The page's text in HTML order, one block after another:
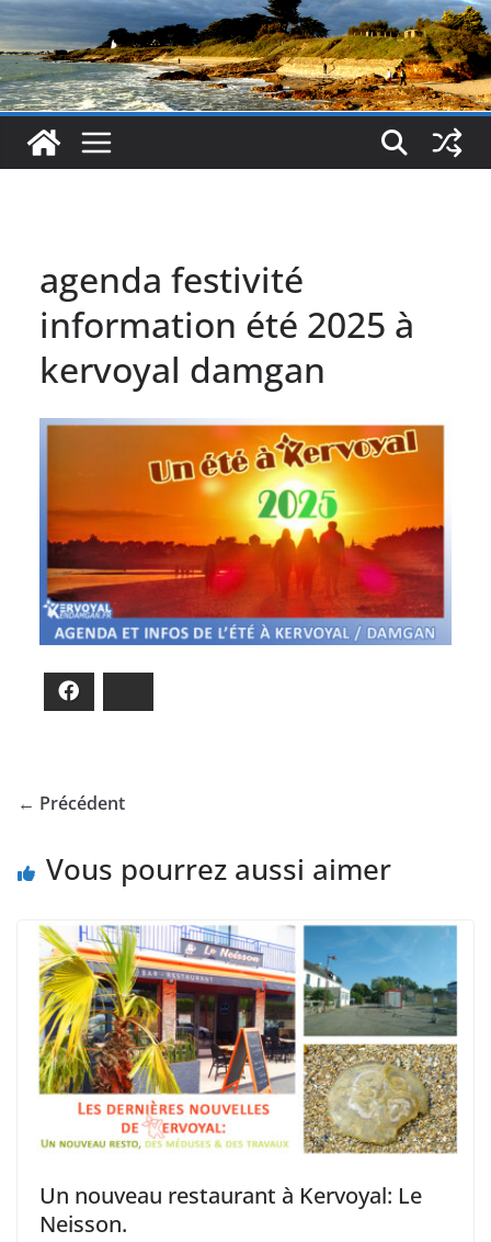
agenda festivité
information été 2025 à
kervoyal damgan
← Précédent
Vous pourrez aussi aimer
Un nouveau restaurant à Kervoyal: Le
Neisson.